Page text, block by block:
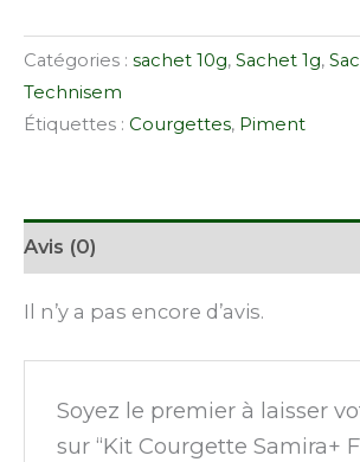
Catégories : sachet 10g, Sachet 1g,
Technisem
Étiquettes : Courgettes, Piment
Avis (0)
Il n’y a pas encore d’avis.
Soyez le premier à laisser
sur “Kit Courgette Samira+